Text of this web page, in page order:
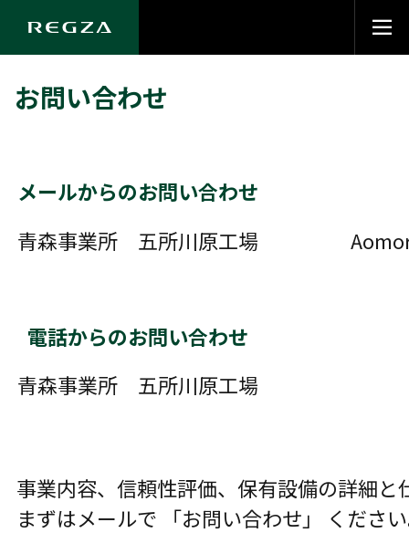
お問い合わせ
メールからのお問い合わせ
青森事業所 五所川原工場
電話からのお問い合わせ
青森事業所 五所川原工場
事業内容、信頼性評価、保有設備の詳細
まずはメールで 「お問い合わせ」 くださ